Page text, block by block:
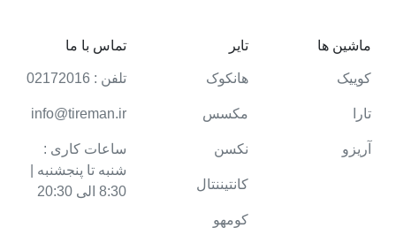
ماشین ها
کوییک
تارا
آریزو
تایر
هانکوک
مکسس
نکسن
کانتیننتال
کومهو
تماس با ما
تلفن : 02172016
info@tireman.ir
ساعات کاری :
شنبه تا پنجشنبه |
8:30 الی 20:30